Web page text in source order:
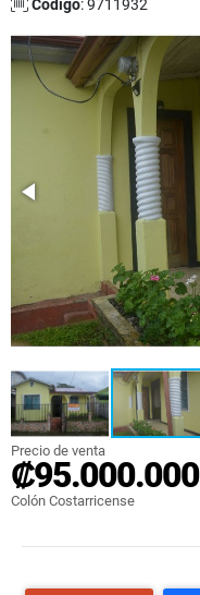
Código: 9711932
Precio de venta
₡95.000.000
Colón Costarricense